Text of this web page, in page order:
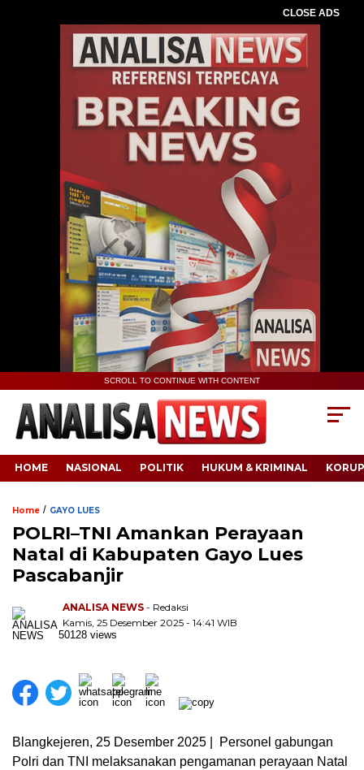
CLOSE ADS
SCROLL TO CONTINUE WITH CONTENT
HOME NASIONAL POLITIK HUKUM & KRIMINAL
Home / GAYO LUES
POLRI–TNI Amankan Perayaan
Natal di Kabupaten Gayo Lues
Pascabanjir
ANALISA NEWS - Redaksi
Kamis, 25 Desember 2025 - 14:41 WIB
50128 views
Blangkejeren, 25 Desember 2025 | Personel gabungan
Polri dan TNI melaksanakan pengamanan perayaan Natal